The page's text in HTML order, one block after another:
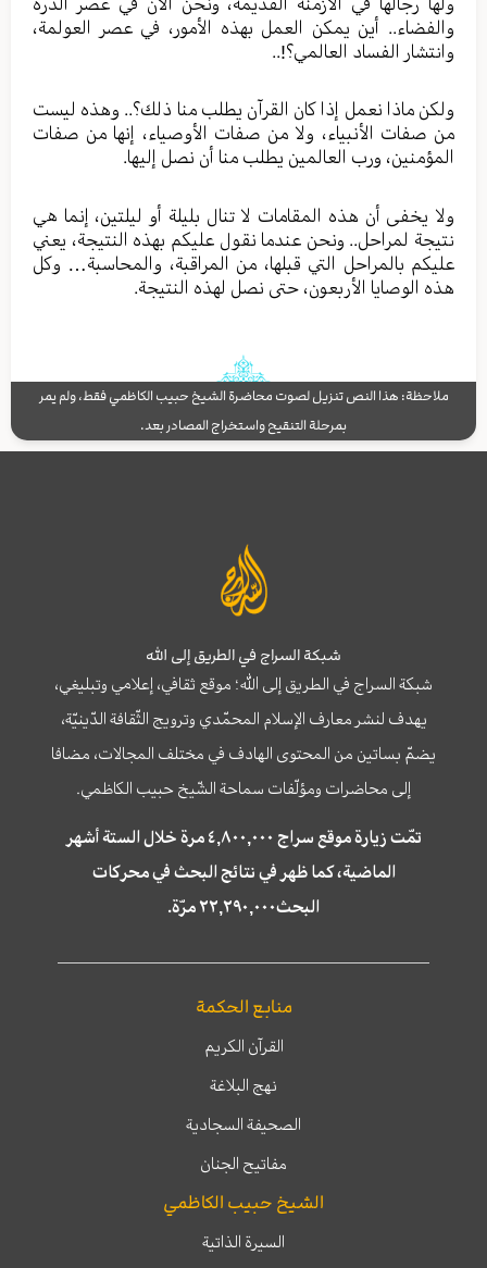
والفضاء.. أين يمكن العمل بهذه الأمور، في عصر العولمة،
وانتشار الفساد العالمي؟!..
ولكن ماذا نعمل إذا كان القرآن يطلب منا ذلك؟.. وهذه ليست
من صفات الأنبياء، ولا من صفات الأوصياء، إنها من صفات
المؤمنين، ورب العالمين يطلب منا أن نصل إليها.
ولا يخفى أن هذه المقامات لا تنال بليلة أو ليلتين، إنما هي
نتيجة لمراحل.. ونحن عندما نقول عليكم بهذه النتيجة، يعني
عليكم بالمراحل التي قبلها، من المراقبة، والمحاسبة… وكل
هذه الوصايا الأربعون، حتى نصل لهذه النتيجة.
ملاحظة: هذا النص تنزيل لصوت محاضرة الشيخ حبيب الكاظمي فقط، ولم يمر
بمرحلة التنقيح واستخراج المصادر بعد.
شبكة السراج في الطريق إلى الله
شبكة السراج في الطريق إلى الله؛ موقع ثقافي، إعلامي وتبليغي،
يهدف لنشر معارف الإسلام المحمّدي وترويج الثّقافة الدّينيّة،
يضمّ بساتين من المحتوى الهادف في مختلف المجالات، مضافا
إلى محاضرات ومؤلّفات سماحة الشّيخ حبيب الكاظمي.
تمّت زيارة موقع سراج ٤,٨٠٠,٠٠٠ مرة خلال الستة أشهر
الماضية، كما ظهر في نتائج البحث في محركات
البحث٢٢,٢٩٠,٠٠٠ مرّة.
منابع الحكمة
القرآن الكريم
نهج البلاغة
الصحيفة السجادية
مفاتيح الجنان
الشيخ حبيب الكاظمي
السيرة الذاتية